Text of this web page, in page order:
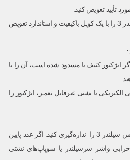
تأیید تعویض کنید.
کویل معیوب سیلندر 3 را با یک کویل باکیفیت و استاندارد تعویض
:
انژکتور کثیف یا مسدود شده است، آن را با
یا نشتی غیرقابل تعمیر، انژکتور را
حتماً فشار کمپرس سیلندر 3 را اندازه‌گیری کنید. اگر عدد پایین
خرابی واشر سرسیلندر یا سوپاپ‌های نشتی